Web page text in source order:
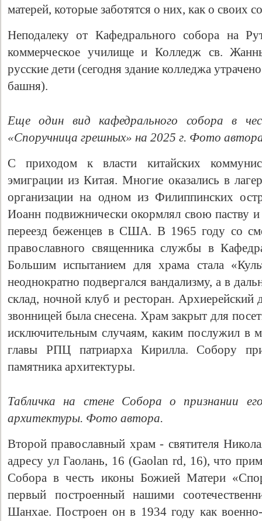
матерей, которые заботятся о них, как о своих
Неподалеку от Кафедрального собора на
коммерческое училище и Колледж св.
русские дети (сегодня здание колледжа
башня).
Еще один вид кафедрального собора в
«Споручница грешных» на 2025 г. Фото
С приходом к власти китайских
эмиграции из Китая. Многие оказались в
организации на одном из Филиппинских
Иоанн подвижнически окормлял свою паству
переезд беженцев в США. В 1965 году со
православного священника службы в
Большим испытанием для храма стала
неоднократно подвергался вандализму, а в
склад, ночной клуб и ресторан.
звонницей была снесена. Храм закрыт для
исключительным случаям, каким послужил в
главы РПЦ патриарха Кирилла. Собору
памятника архитектуры.
Табличка на стене Собора о признании
архитектуры. Фото автора.
Второй православный храм - святителя
адресу ул Гаолань, 16 (Gaolan rd, 16), что
Собора в честь иконы Божией Матери
первый построенный нашими
Шанхае. Построен он в 1934 году как